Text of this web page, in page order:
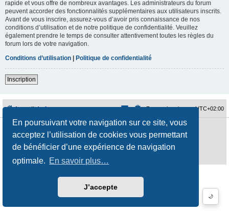
En poursuivant votre navigation sur ce site, vous
acceptez l’utilisation de cookies vous permettant
de bénéficier d’une expérience de navigation
optimale. En savoir plus…
J’accepte
🌙
rapide et vous offre de nombreux avantages. Les administrateurs du forum
peuvent accorder des fonctionnalités supplémentaires aux utilisateurs inscrits.
Avant de vous inscrire, assurez-vous d’avoir pris connaissance de nos
conditions d’utilisation et de notre politique de confidentialité. Veuillez
également prendre le temps de consulter attentivement toutes les règles du
forum lors de votre navigation.
Conditions d’utilisation | Politique de confidentialité
Inscription
Accueil du forum Fuseau horaire surUTC+02:00
Développé par phpBB ® Forum Software © phpBB Limited
Traduction française officielle©Qiaeru
Stylejeremiemeunierpar ©Fred Rimbert